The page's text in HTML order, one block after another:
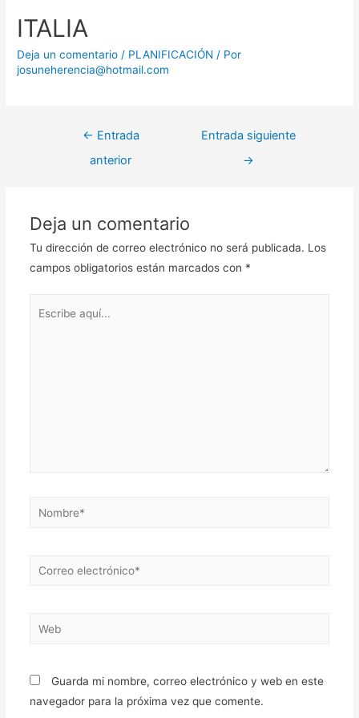
ITALIA
Deja un comentario / PLANIFICACIÓN / Por
josuneherencia@hotmail.com
Navegación
← Entrada
anterior
Entrada siguiente
→
Deja un comentario
Tu dirección de correo electrónico no será publicada. Los
campos obligatorios están marcados con *
Nombre*
Correo
Web
Guarda mi nombre, correo electrónico y web en este
navegador para la próxima vez que comente.